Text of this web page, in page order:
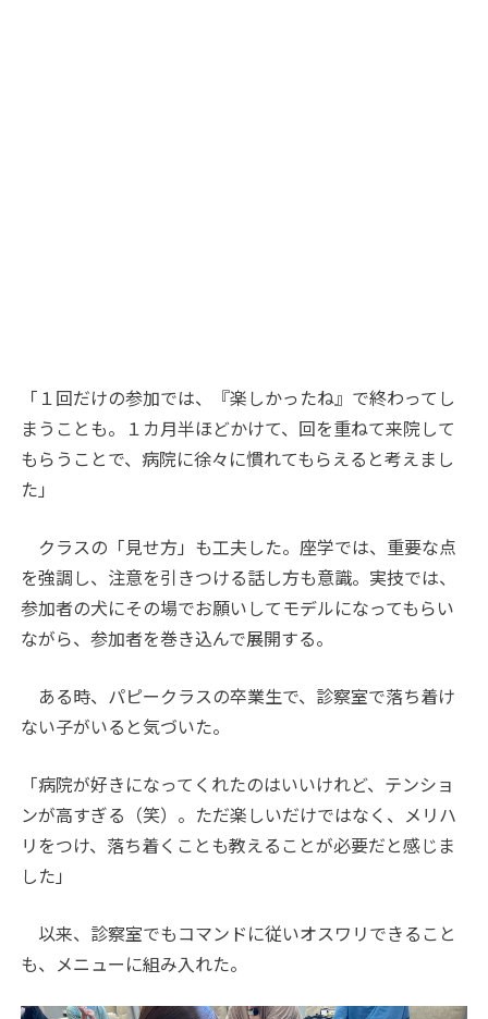
「１回だけの参加では、『楽しかったね』で終わってし
まうことも。１カ月半ほどかけて、回を重ねて来院して
もらうことで、病院に徐々に慣れてもらえると考えまし
た」
クラスの「見せ方」も工夫した。座学では、重要な点
を強調し、注意を引きつける話し方も意識。実技では、
参加者の犬にその場でお願いしてモデルになってもらい
ながら、参加者を巻き込んで展開する。
ある時、パピークラスの卒業生で、診察室で落ち着け
ない子がいると気づいた。
「病院が好きになってくれたのはいいけれど、テンショ
ンが高すぎる（笑）。ただ楽しいだけではなく、メリハ
リをつけ、落ち着くことも教えることが必要だと感じま
した」
以来、診察室でもコマンドに従いオスワリできること
も、メニューに組み入れた。